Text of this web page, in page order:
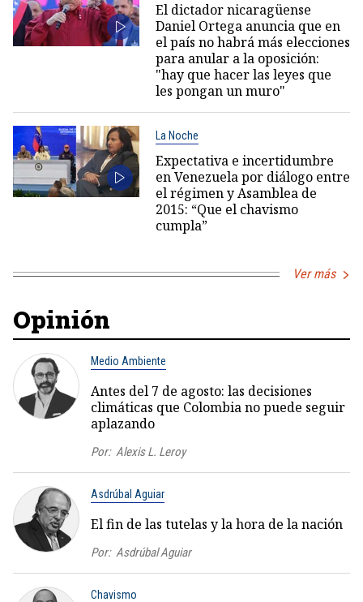
El dictador nicaragüense
Daniel Ortega anuncia que en
el país no habrá más elecciones
para anular a la oposición:
"hay que hacer las leyes que
les pongan un muro"
La Noche
Expectativa e incertidumbre
en Venezuela por diálogo entre
el régimen y Asamblea de
2015: “Que el chavismo
cumpla”
Ver más
Opinión
Medio Ambiente
Antes del 7 de agosto: las decisiones
climáticas que Colombia no puede seguir
aplazando
Por: Alexis L. Leroy
Asdrúbal Aguiar
El fin de las tutelas y la hora de la nación
Por: Asdrúbal Aguiar
Chavismo